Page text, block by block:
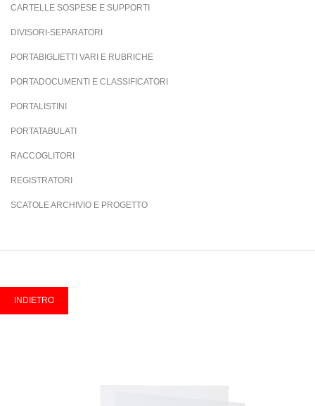
CARTELLE SOSPESE E SUPPORTI
DIVISORI-SEPARATORI
PORTABIGLIETTI VARI E RUBRICHE
PORTADOCUMENTI E CLASSIFICATORI
PORTALISTINI
PORTATABULATI
RACCOGLITORI
REGISTRATORI
SCATOLE ARCHIVIO E PROGETTO